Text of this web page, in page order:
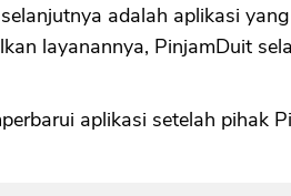
adalah aplikasi
layanannya, PinjamDuit
aplikasi setelah pihak